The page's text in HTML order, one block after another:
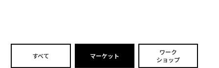
すべて マーケット
ワーク
ショップ